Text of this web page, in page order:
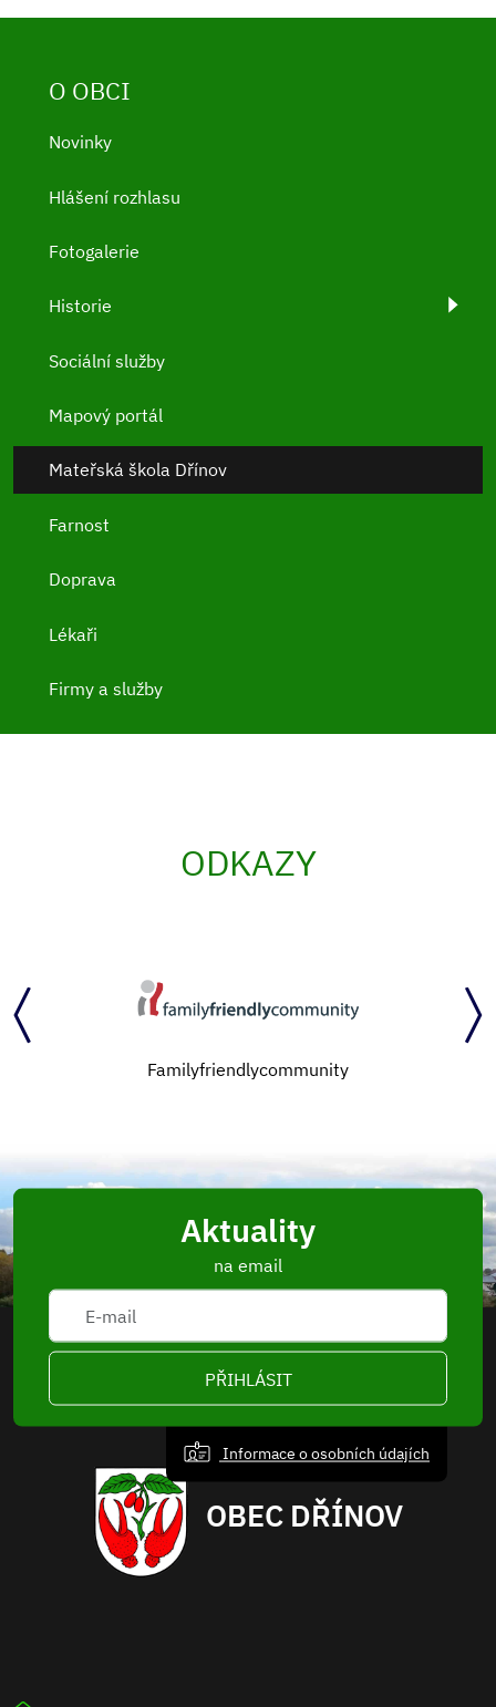
O OBCI
Novinky
Hlášení rozhlasu
Fotogalerie
Historie
Sociální služby
Mapový portál
Mateřská škola Dřínov
Farnost
Doprava
Lékaři
Firmy a služby
ODKAZY
Familyfriendlycommunity
Aktuality
na email
PŘIHLÁSIT
Informace o osobních údajích
OBEC DŘÍNOV